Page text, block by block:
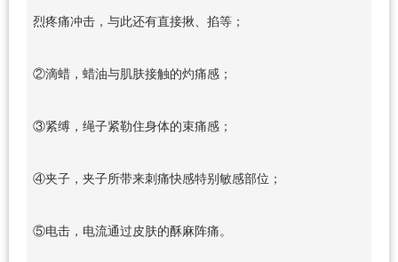
烈疼痛冲击，与此还有直接揪、掐等；
②滴蜡，蜡油与肌肤接触的灼痛感；
③紧缚，绳子紧勒住身体的束痛感；
④夹子，夹子所带来刺痛快感特别敏感部位；
⑤电击，电流通过皮肤的酥麻阵痛。